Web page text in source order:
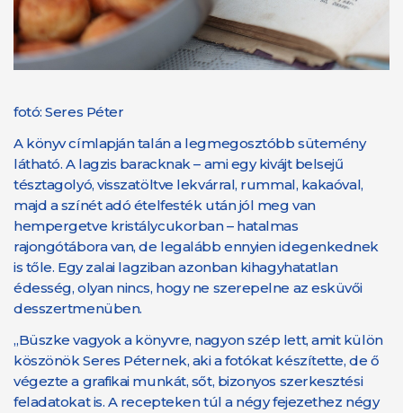
fotó: Seres Péter
A könyv címlapján talán a legmegosztóbb sütemény
látható. A lagzis baracknak – ami egy kivájt belsejű
tésztagolyó, visszatöltve lekvárral, rummal, kakaóval,
majd a színét adó ételfesték után jól meg van
hempergetve kristálycukorban – hatalmas
rajongótábora van, de legalább ennyien idegenkednek
is tőle. Egy zalai lagziban azonban kihagyhatatlan
édesség, olyan nincs, hogy ne szerepelne az esküvői
desszertmenüben.
„Büszke vagyok a könyvre, nagyon szép lett, amit külön
köszönök Seres Péternek, aki a fotókat készítette, de ő
végezte a grafikai munkát, sőt, bizonyos szerkesztési
feladatokat is. A recepteken túl a négy fejezethez négy